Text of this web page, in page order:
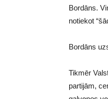
Bordāns.
notiekot
Bordāns
Tikmēr
partijām,